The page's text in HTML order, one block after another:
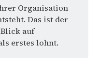
Organisation
Das ist der
auf
erstes lohnt.